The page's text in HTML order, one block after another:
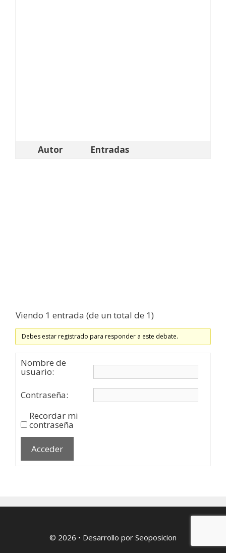
Autor Entradas
Viendo 1 entrada (de un total de 1)
Debes estar registrado para responder a este debate.
Nombre de
usuario:
Contraseña:
Recordar mi
contraseña
Acceder
© 2026 • Desarrollo por Seoposicion